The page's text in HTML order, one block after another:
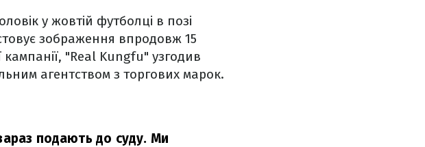
у жовтій футболці в позі
зображення впродовж 15
"Real Kungfu" узгодив
агентством з торгових марок.
подають до суду. Ми